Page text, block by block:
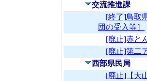
交流推進課
[終了]鳥取
団の受入等］
[廃止]赤と
[廃止]第二
西部県民局
[廃止]【大